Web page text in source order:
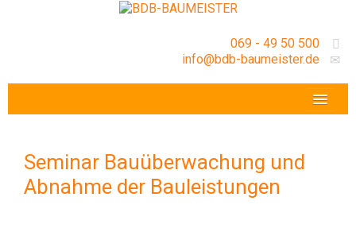
069 - 49 50 500
info@bdb-baumeister.de
GESCHÄFTSSTELLE
Seminar Bauüberwachung und
Abnahme der Bauleistungen